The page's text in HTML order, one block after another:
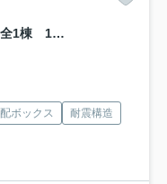
岡崎市蓑川町3丁目 新築分譲住宅 全1棟 1号棟
ボックス
耐震構造